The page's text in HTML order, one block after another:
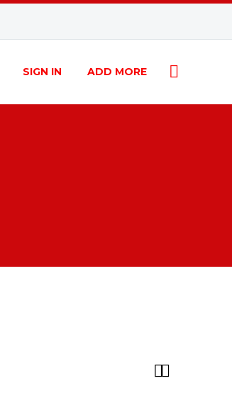
SIGN IN ADD MORE
